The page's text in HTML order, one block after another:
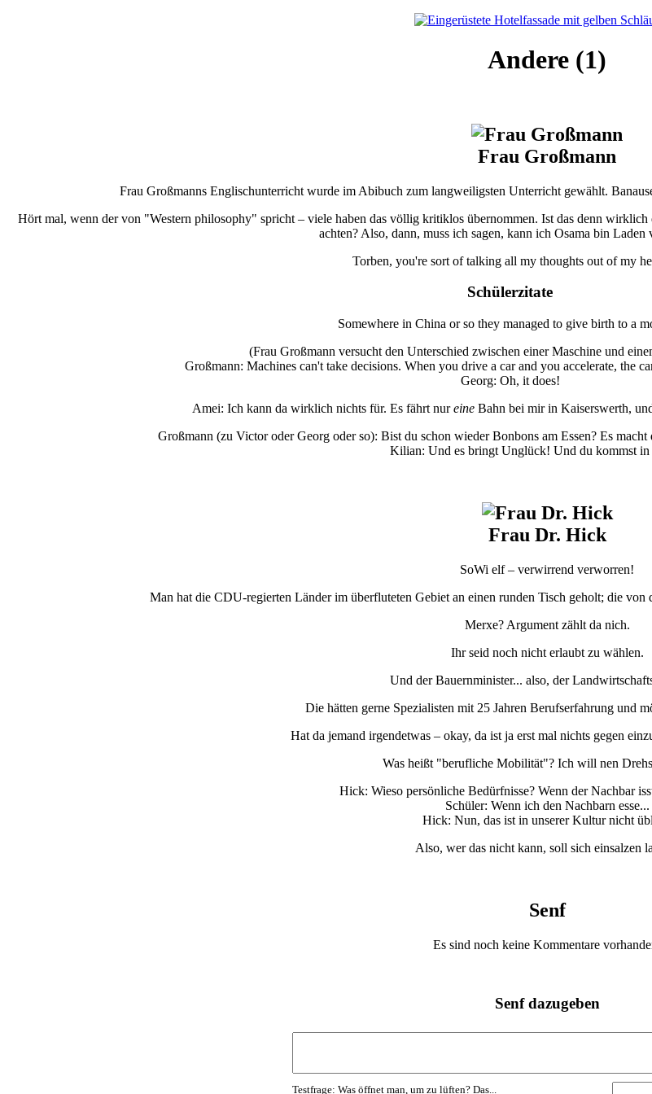
Andere (1)
Frau Großmann
Frau Großmanns Englischunterricht wurde im Abibuch zum langweiligsten Unterricht gewählt.
Hört mal, wenn der von "Western philosophy" spricht – viele haben das völlig kritiklos übernommen. Ist das denn
achten? Also, dann, muss ich sagen, kann ich Osama bin Laden
Torben, you're sort of talking all my thoughts out of my
Schülerzitate
Somewhere in China or so they managed to give birth to a
(Frau Großmann versucht den Unterschied zwischen einer Maschine und
Großmann: Machines can't take decisions. When you drive a car and you accelerate, the
Georg: Oh, it does!
Amei: Ich kann da wirklich nichts für. Es fährt nureineBahn bei mir in Kaiserswerth,
Großmann (zu Victor oder Georg oder so): Bist du schon wieder Bonbons am Essen? Es
Kilian: Und es bringt Unglück! Und du kommst
Frau Dr. Hick
SoWi elf – verwirrend verworren!
Man hat die CDU-regierten Länder im überfluteten Gebiet an einen runden Tisch geholt; die
Merxe? Argument zählt da nich.
Ihr seid noch nicht erlaubt zu wählen.
Und der Bauernminister... also, der
Die hätten gerne Spezialisten mit 25 Jahren Berufserfahrung und
Hat da jemand irgendetwas – okay, da ist ja erst mal nichts gegen
Was heißt "berufliche Mobilität"? Ich will nen
Hick: Wieso persönliche Bedürfnisse? Wenn der Nachbar
Schüler: Wenn ich den Nachbarn esse...
Hick: Nun, das ist in unserer Kultur nicht
Also, wer das nicht kann, soll sich einsalzen
Senf
Es sind noch keine Kommentare
Senf dazugeben
Testfrage: Was öffnet man, um zu lüften? Das...